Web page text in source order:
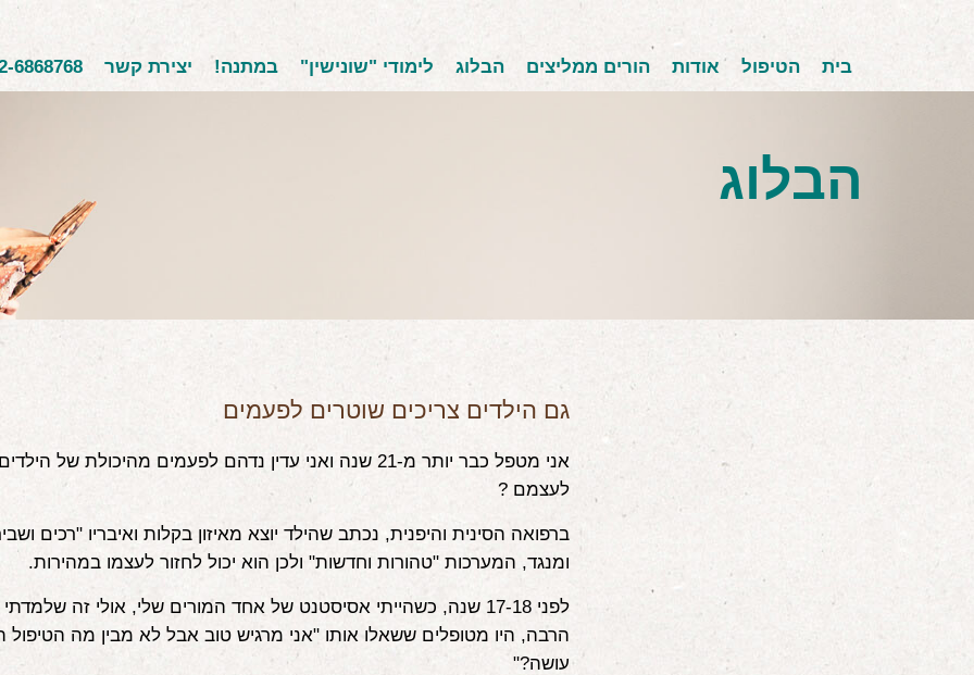
בית הטיפול אודות הורים ממליצים הבלוג לימודי "שונישין" במתנה! יצירת קשר 6868768
הבלוג
גם הילדים צריכים שוטרים לפעמים
אני מטפל כבר יותר מ-21 שנה ואני עדין נדהם לפעמים מהיכולת של
לעצמם ?
ברפואה הסינית והיפנית, נכתב שהילד יוצא מאיזון בקלות ואיבריו "רכים
ומנגד, המערכות "טהורות וחדשות" ולכן הוא יכול לחזור לעצמו במהירות.
לפני 17-18 שנה, כשהייתי אסיסטנט של אחד המורים שלי, אולי זה
הרבה, היו מטופלים ששאלו אותו "אני מרגיש טוב אבל לא מבין מה הטיפול
עושה?"